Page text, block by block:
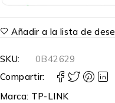
Añadir a la lista de
SKU:
0B42629
Compartir:
Marca: TP-LINK